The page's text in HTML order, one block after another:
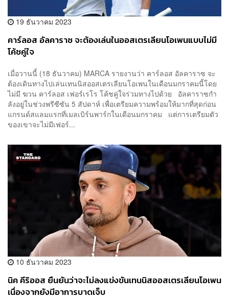
19 ธันวาคม 2023
คาร์ลอส อัลคาราซ จะต้องเล่นในออสเตรเลียนโอเพนแบบไม่มี
โค้ชคู่ใจ
เมื่อวานนี้ (18 ธันวาคม) MARCA รายงานว่า คาร์ลอส อัลคาราซ จะ
ต้องเดินทางไปเล่นเทนนิสออสเตรเลียนโอเพนในเดือนมกราคมนี้โดย
ไม่มี ฆวน คาร์ลอส เฟอร์เรโร โค้ชคู่ใจร่วมทางไปด้วย อัลคาราซกำ
ลังอยู่ในช่วงพรีซีซัน 5 สัปดาห์ เพื่อเตรียมความพร้อมให้มากที่สุดก่อน
แกรนด์สแลมแรกที่เมลเบิร์นพาร์กในเดือนมกราคม แต่การเตรียมตัว
ของเขาจะไม่มีเฟอร์...
10 ธันวาคม 2023
นิค คีริออส ยืนยันว่าจะไม่ลงแข่งขันเทนนิสออสเตรเลียนโอเพน
เนื่องจากยังมีอาการบาดเจ็บ